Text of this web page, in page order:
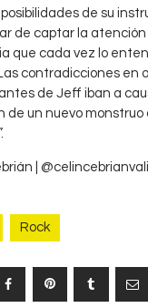
de su
de captar la atención
que cada vez lo
contradicciones en
de Jeff iban a
de un nuevo monstruo
|
Rock